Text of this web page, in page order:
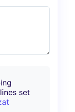
set